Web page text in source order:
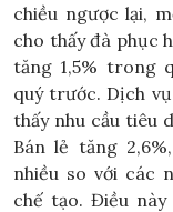
chiều ngược lại,
cho thấy đà phục
tăng 1,5% trong
quý trước. Dịch
thấy nhu cầu tiêu
Bán lẻ tăng
nhiều so với các
chế tạo. Điều